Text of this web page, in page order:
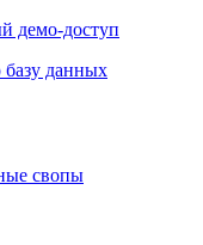
демо-доступ
базу данных
свопы